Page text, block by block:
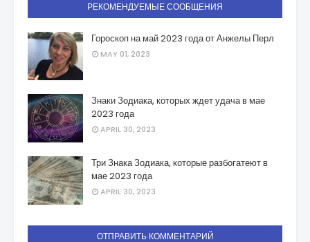
РЕКОМЕНДУЕМЫЕ СООБЩЕНИЯ
Гороскоп на май 2023 года от Анжелы Перл
MAY 01, 2023
Знаки Зодиака, которых ждет удача в мае
2023 года
APRIL 30, 2023
Три Знака Зодиака, которые разбогатеют в
мае 2023 года
APRIL 30, 2023
ОТПРАВИТЬ КОММЕНТАРИЙ